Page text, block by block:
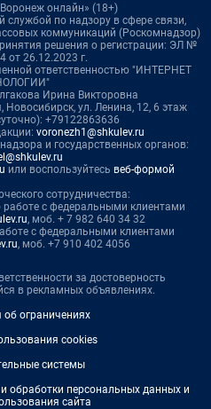
онлайн» (18+)
службой по надзору в сфере связи,
коммуникаций (Роскомнадзор)
решения о регистрации: ЭЛ №
от 26.12.2023 г.
ответственностью "ИНТЕРНЕТ
Ирина Викторовна
Новосибирск, ул. Ленина, 12, 6 этаж
+79122863636
voronezh1@shkulev.ru
и государственных органов:
или воспользуйтесь веб-формой
сотрудничества:
с федеральными клиентами
, моб. + 7 982 640 34 32
с федеральными клиентами
, моб. +7 910 402 4056
за достоверность
в рекламных объявлениях.
ограничениях
cookies
системы
обработки персональных данных и
сайта